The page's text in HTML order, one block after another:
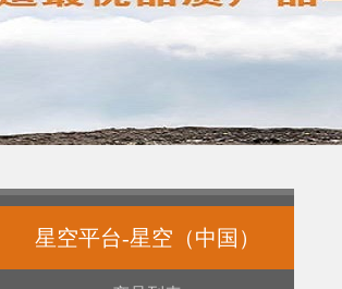
星空平台-星空（中国）